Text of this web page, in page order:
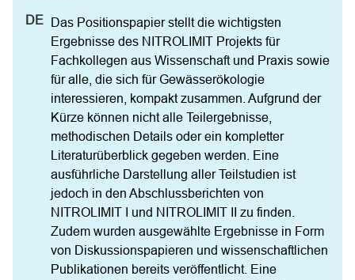
Das Positionspapier stellt die wichtigsten
Ergebnisse des NITROLIMIT Projekts für
Fachkollegen aus Wissenschaft und Praxis sowie
für alle, die sich für Gewässerökologie
interessieren, kompakt zusammen. Aufgrund der
Kürze können nicht alle Teilergebnisse,
methodischen Details oder ein kompletter
Literaturüberblick gegeben werden. Eine
ausführliche Darstellung aller Teilstudien ist
jedoch in den Abschlussberichten von
NITROLIMIT I und NITROLIMIT II zu finden.
Zudem wurden ausgewählte Ergebnisse in Form
von Diskussionspapieren und wissenschaftlichen
Publikationen bereits veröffentlicht. Eine